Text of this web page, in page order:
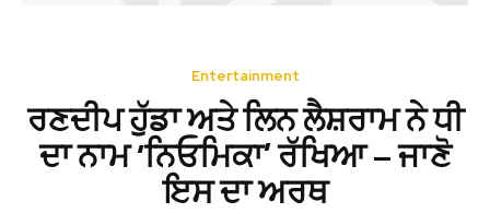
Entertainment
ਰਣਦੀਪ ਹੁੱਡਾ ਅਤੇ ਲਿਨ ਲੈਸ਼ਰਾਮ ਨੇ ਧੀ
ਦਾ ਨਾਮ ‘ਨਿਓਮਿਕਾ’ ਰੱਖਿਆ – ਜਾਣੋ
ਇਸ ਦਾ ਅਰਥ